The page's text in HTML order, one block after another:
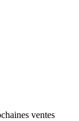
ventes